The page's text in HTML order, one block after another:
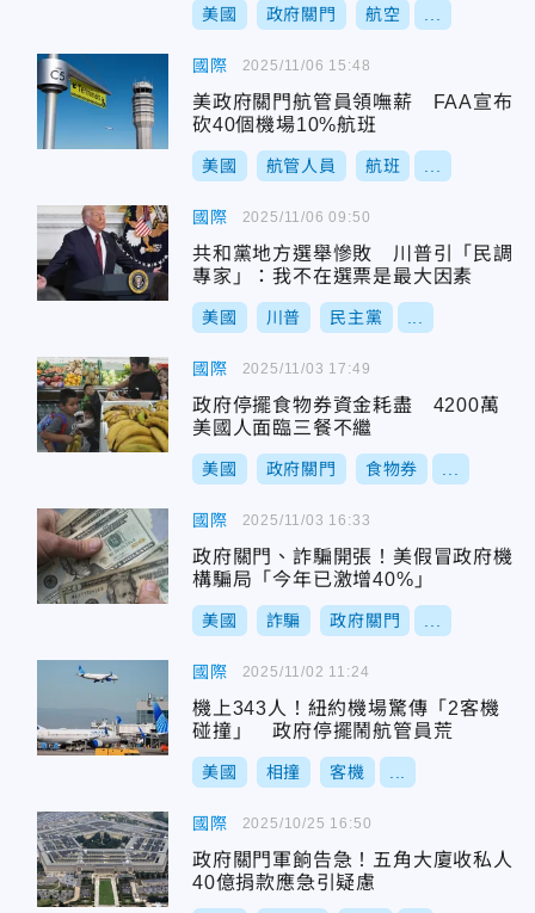
美國 政府關門 航空
國際
美政府關門航管員領嘸薪 FAA宣布
砍40個機場10%航班
美國 航管人員 航班
2025/11/06 15:48
國際
共和黨地方選舉慘敗 川普引「民調
專家」：我不在選票是最大因素
美國 川普 民主黨
2025/11/06 09:50
國際
政府停擺食物券資金耗盡 4200萬
美國人面臨三餐不繼
美國 政府關門 食物券
2025/11/03 17:49
國際
政府關門、詐騙開張！美假冒政府機
構騙局「今年已激增40%」
美國 詐騙 政府關門
2025/11/03 16:33
國際
機上343人！紐約機場驚傳「2客機
碰撞」 政府停擺鬧航管員荒
美國 相撞 客機
2025/11/02 11:24
國際
政府關門軍餉告急！五角大廈收私人
40億捐款應急引疑慮
2025/10/25 16:50